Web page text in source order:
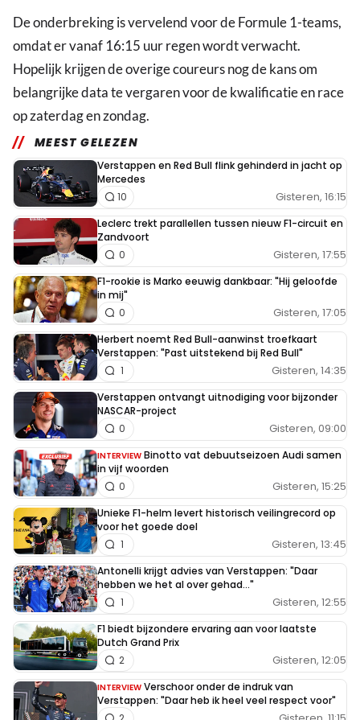
De onderbreking is vervelend voor de Formule 1-teams,
omdat er vanaf 16:15 uur regen wordt verwacht.
Hopelijk krijgen de overige coureurs nog de kans om
belangrijke data te vergaren voor de kwalificatie en race
op zaterdag en zondag.
MEEST GELEZEN
Verstappen en Red Bull flink gehinderd in jacht op
Mercedes
Gisteren, 16:15
10
Leclerc trekt parallellen tussen nieuw F1-circuit en
Zandvoort
Gisteren, 17:55
0
F1-rookie is Marko eeuwig dankbaar: "Hij geloofde
in mij"
Gisteren, 17:05
0
Herbert noemt Red Bull-aanwinst troefkaart
Verstappen: "Past uitstekend bij Red Bull"
Gisteren, 14:35
1
Verstappen ontvangt uitnodiging voor bijzonder
NASCAR-project
Gisteren, 09:00
0
INTERVIEW Binotto vat debuutseizoen Audi samen
in vijf woorden
Gisteren, 15:25
0
Unieke F1-helm levert historisch veilingrecord op
voor het goede doel
Gisteren, 13:45
1
Antonelli krijgt advies van Verstappen: "Daar
hebben we het al over gehad..."
Gisteren, 12:55
1
F1 biedt bijzondere ervaring aan voor laatste
Dutch Grand Prix
Gisteren, 12:05
2
INTERVIEW Verschoor onder de indruk van
Verstappen: "Daar heb ik heel veel respect voor"